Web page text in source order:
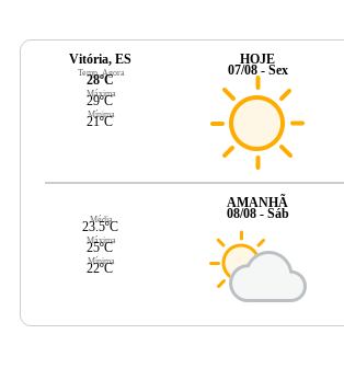
Vitória, ES
Temp. Agora
28ºC
Máxima
29ºC
Mínima
21ºC
HOJE
07/08 - Sex
Média
23.5ºC
Máxima
25ºC
Mínima
22ºC
AMANHÃ
08/08 - Sáb